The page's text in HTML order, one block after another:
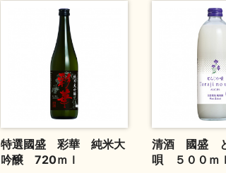
特選國盛 彩華 純米大
吟醸 720ｍｌ
清酒 國盛
唄 ５００ｍｌ